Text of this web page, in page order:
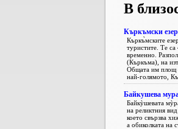
В
Къркъмски
Къркъ̀мските
туристите. Те
временно.
(Къркъма), на
Общата им площ
най-голямото,
Байкушева
Байкỳшевата
на реликтния
което свързва
а обиколката на